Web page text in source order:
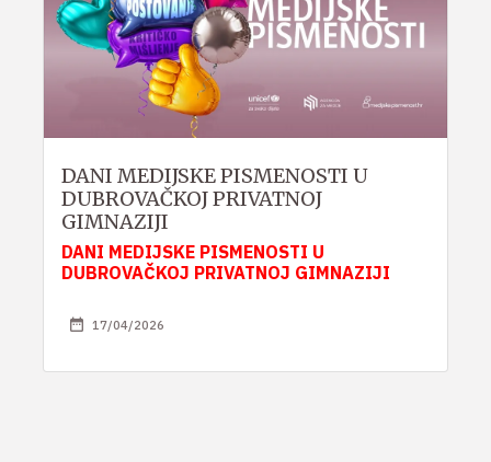
DANI MEDIJSKE PISMENOSTI U
DUBROVAČKOJ PRIVATNOJ
GIMNAZIJI
DANI MEDIJSKE PISMENOSTI U
DUBROVAČKOJ PRIVATNOJ GIMNAZIJI
17/04/2026